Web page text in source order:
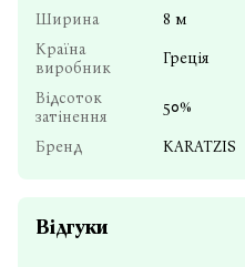
Ширина
8 м
Країна
виробник
Греція
Відсоток
затінення
50%
Бренд KARATZIS
Відгуки